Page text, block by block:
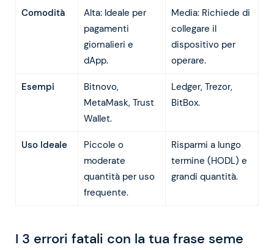
Comodità
Alta: Ideale per
pagamenti
giornalieri e
dApp.
Media: Richiede di
collegare il
dispositivo per
operare.
Esempi
Bitnovo,
MetaMask, Trust
Wallet.
Ledger, Trezor,
BitBox.
Uso Ideale
Piccole o
moderate
quantità per uso
frequente.
Risparmi a lungo
termine (HODL) e
grandi quantità.
I 3 errori fatali con la tua frase seme